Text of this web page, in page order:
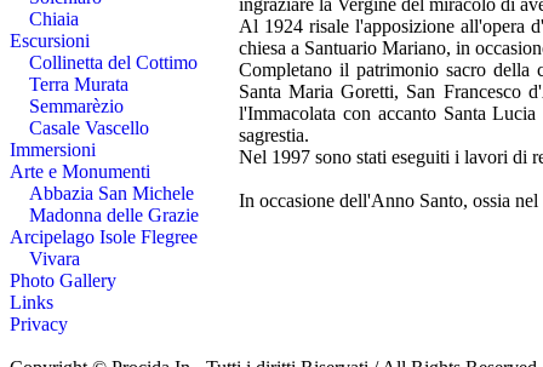
Chiaia
Escursioni
Collinetta del Cottimo
Terra Murata
Semmarèzio
Casale Vascello
Immersioni
Arte e Monumenti
Abbazia San Michele
Madonna delle Grazie
Arcipelago Isole Flegree
Vivara
Photo Gallery
Links
Privacy
Al 1924 risale l'apposizione all'opera
chiesa a Santuario Mariano, in
Completano il patrimonio sacro della
Santa Maria Goretti, San Francesco
l'Immacolata con accanto Santa
sagrestia.
Nel 1997 sono stati eseguiti i lavori di
In occasione dell'Anno Santo, ossia